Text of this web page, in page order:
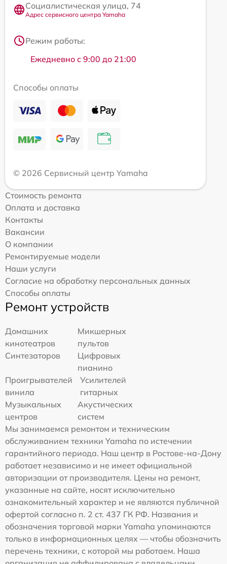
Социалистическая улица, 74
Адрес сервисного центра Yamaha
Режим работы:
Ежедневно с 9:00 до 21:00
Способы оплаты
© 2026 Сервисный центр Yamaha
Стоимость ремонта
Оплата и доставка
Контакты
Вакансии
О компании
Ремонтируемые модели
Наши услуги
Согласие на обработку персональных данных
Способы оплаты
Ремонт устройств
Домашних
кинотеатров
Микшерных
пультов
Синтезаторов
Цифровых
пианино
Проигрывателей
винила
Усилителей
гитарных
Музыкальных
центров
Акустических
систем
Мы занимаемся ремонтом и техническим
обслуживанием техники Yamaha по истечении
гарантийного периода. Наш центр в Ростове-на-Дону
работает независимо и не имеет официальной
авторизации от производителя. Цены на ремонт,
указанные на сайте, носят исключительно
ознакомительный характер и не являются публичной
офертой согласно п. 2 ст. 437 ГК РФ. Названия и
обозначения торговой марки Yamaha упоминаются
только в информационных целях — чтобы обозначить
перечень техники, с которой мы работаем. Наша